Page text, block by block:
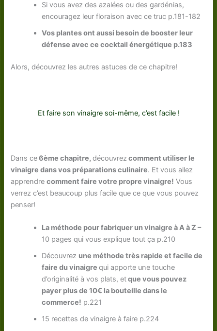
Si vous avez des azalées ou des gardénias,
encouragez leur floraison avec ce truc p.181-182
Vos plantes ont aussi besoin de booster leur
défense avec ce cocktail énergétique p.183
Alors, découvrez les autres astuces de ce chapitre!
Et faire son vinaigre soi-même, c’est facile !
Dans ce6ème chapitre,découvrez comment utiliser le
vinaigre dans vos préparations culinaire. Et vous allez
apprendrecomment faire votre propre vinaigre! Vous
verrez c’est beaucoup plus facile que ce que vous pouvez
penser!
La méthode pour fabriquer un vinaigre à A à Z –
10 pages qui vous explique tout ça p.210
Découvrez une méthode très rapide et facile de
faire du vinaigrequi apporte une touche
d’originalité à vos plats, etque vous pouvez
payer plus de 10€ la bouteille dans le
commerce! p.221
15 recettes de vinaigre à faire p.224